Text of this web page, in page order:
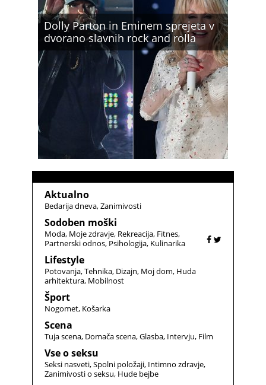
Dolly Parton in Eminem sprejeta v
dvorano slavnih rock and rolla
Aktualno
Bedarija dneva Zanimivosti
Sodoben moški
Moda Moje zdravje Rekreacija Fitnes
Partnerski odnos Psihologija Kulinarika
Lifestyle
Potovanja Tehnika Dizajn Moj dom Huda
arhitektura Mobilnost
Šport
Nogomet Košarka
Scena
Tuja scena Domača scena Glasba Intervju Film
Vse o seksu
Seksi nasveti Spolni položaji Intimno zdravje
Zanimivosti o seksu Hude bejbe